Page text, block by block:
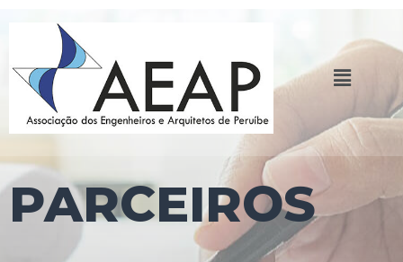
PARCEIROS